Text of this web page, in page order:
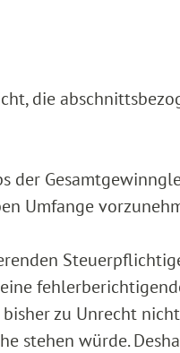
die
der
Umfange
zu Unrecht
stehen würde.